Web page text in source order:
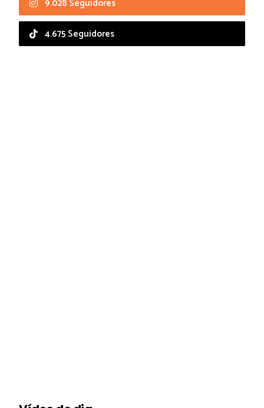
9.028 Seguidores
4.675 Seguidores